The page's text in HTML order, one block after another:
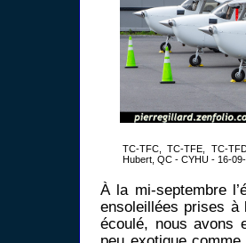
TC-TFC, TC-TFE, TC-
Hubert, QC - CYHU - 16-09-
À la mi-septembre
ensoleillées prises à
écoulé, nous avons